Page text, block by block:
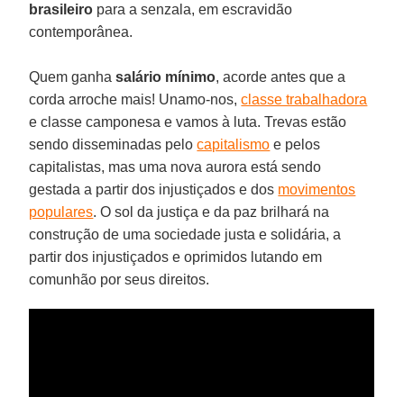
brasileiro para a senzala, em escravidão
contemporânea.
Quem ganhasalário mínimo, acorde antes que a
corda arroche mais! Unamo-nos,classe trabalhadora
e classe camponesa e vamos à luta. Trevas estão
sendo disseminadas pelocapitalismo e pelos
capitalistas, mas uma nova aurora está sendo
gestada a partir dos injustiçados e dos movimentos
populares. O sol da justiça e da paz brilhará na
construção de uma sociedade justa e solidária, a
partir dos injustiçados e oprimidos lutando em
comunhão por seus direitos.